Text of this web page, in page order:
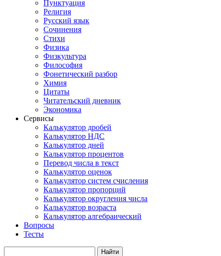
Пунктуация
Религия
Русский язык
Сочинения
Стихи
Физика
Физкультура
Философия
Фонетический разбор
Химия
Цитаты
Читательский дневник
Экономика
Сервисы
Калькулятор дробей
Калькулятор НДС
Калькулятор дней
Калькулятор процентов
Перевод числа в текст
Калькулятор оценок
Калькулятор систем счисления
Калькулятор пропорций
Калькулятор округления числа
Калькулятор возраста
Калькулятор алгебраический
Вопросы
Тесты
Найти